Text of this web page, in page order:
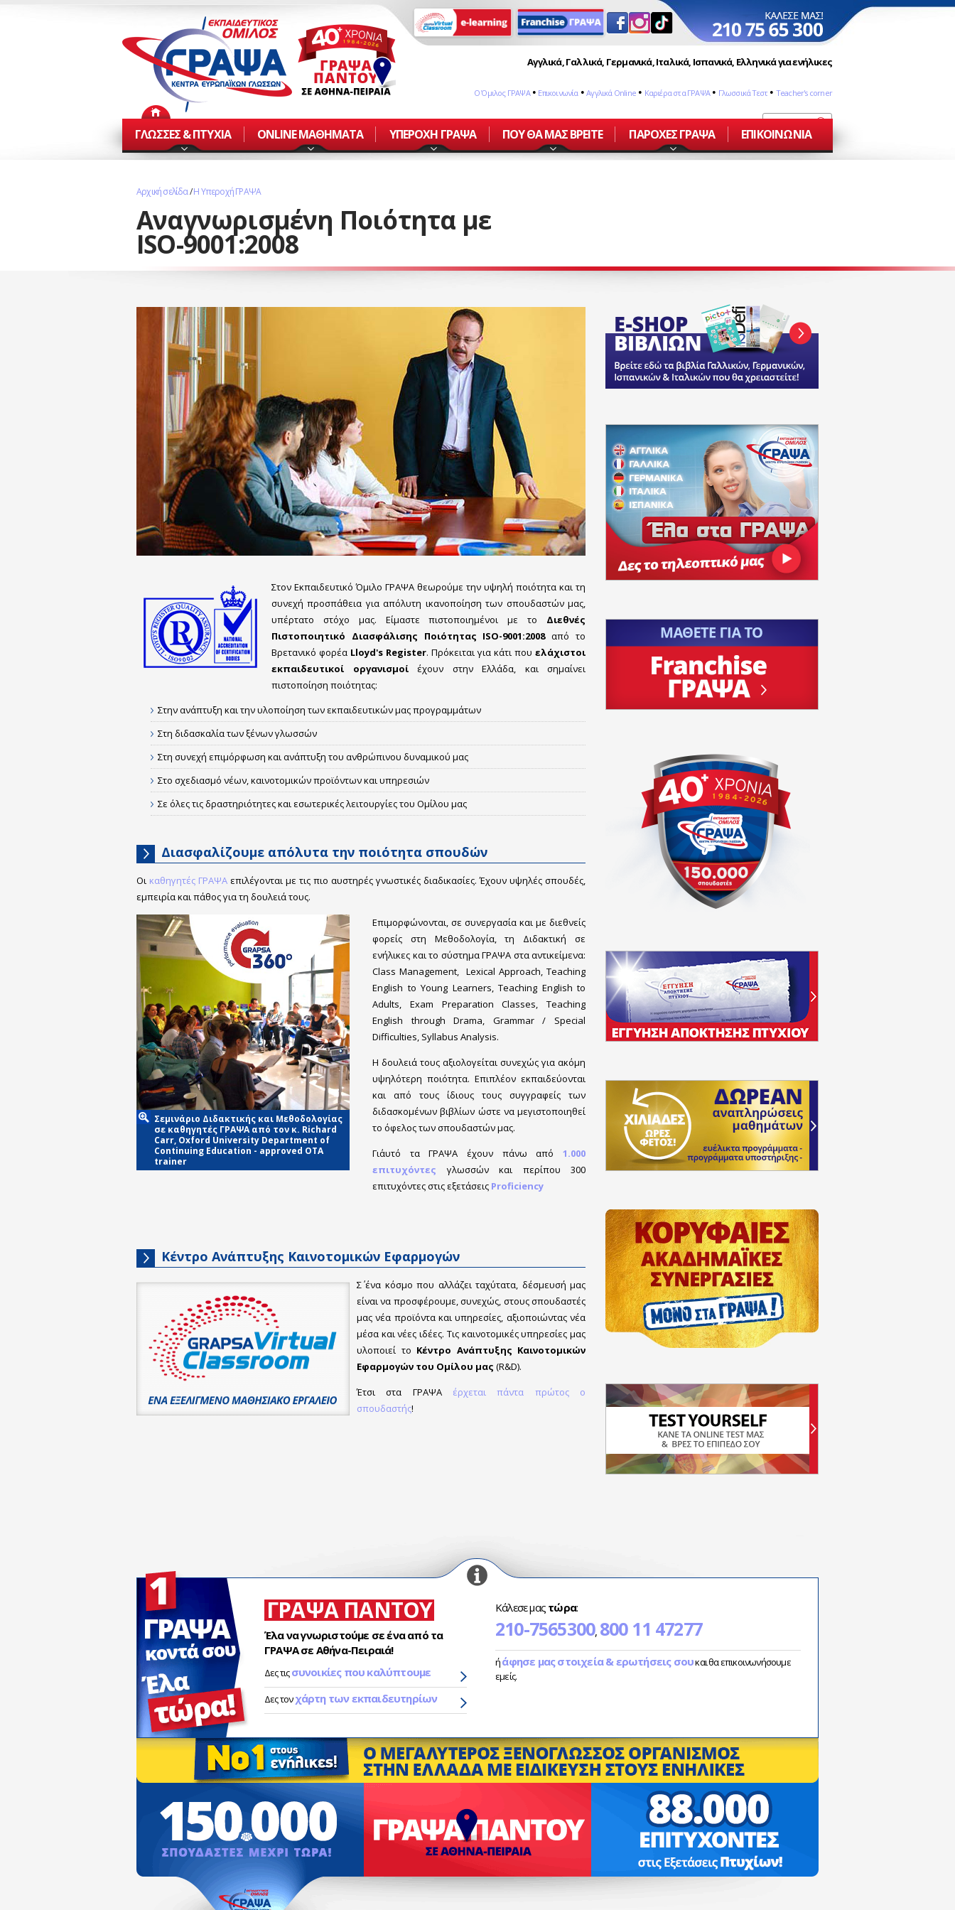
Αγγλικά, Γαλλικά, Γερμανικά, Ιταλικά, Ισπανικά, Ελληνικά για ενήλικες
Ο Όμιλος ΓΡΑΨΑ• Επικοινωνία •Αγγλικά Online• Καριέρα στα ΓΡΑΨΑ• Γλωσσικά Τεστ• Teacher's corner
ΓΛΩΣΣΕΣ & ΠΤΥΧΙΑ ONLINE ΜΑΘΗΜΑΤΑ ΥΠΕΡΟΧΗ ΓΡΑΨΑ ΠΟΥ ΘΑ ΜΑΣ ΒΡΕΙΤΕ ΠΑΡΟΧΕΣ ΓΡΑΨΑ ΕΠΙΚΟΙΝΩΝΙΑ
Αρχική σελίδα/H Υπεροχή ΓΡΑΨΑ
Αναγνωρισμένη Ποιότητα με
ISO-9001:2008
Στον Εκπαιδευτικό Όμιλο ΓΡΑΨΑ θεωρούμε την υψηλή ποιότητα και τη
συνεχή προσπάθεια για απόλυτη ικανοποίηση των σπουδαστών μας,
υπέρτατο στόχο μας. Είμαστε πιστοποιημένοι με το Διεθνές
Πιστοποιητικό Διασφάλισης Ποιότητας ISO-9001:2008από το
Βρετανικό φορέα Lloyd's Register. Πρόκειται για κάτι που ελάχιστοι
εκπαιδευτικοί οργανισμοίέχουν στην Ελλάδα, και σημαίνει
πιστοποίηση ποιότητας:
Στην ανάπτυξη και την υλοποίηση των εκπαιδευτικών μας προγραμμάτων
Στη διδασκαλία των ξένων γλωσσών
Στη συνεχή επιμόρφωση και ανάπτυξη του ανθρώπινου δυναμικού μας
Στο σχεδιασμό νέων, καινοτομικών προϊόντων και υπηρεσιών
Σε όλες τις δραστηριότητες και εσωτερικές λειτουργίες του Ομίλου μας
Διασφαλίζουμε απόλυτα την ποιότητα σπουδών
Οι καθηγητές ΓΡΑΨΑ επιλέγονται με τις πιο αυστηρές γνωστικές διαδικασίες. Έχουν υψηλές σπουδές,
εμπειρία και πάθος για τη δουλειά τους.
Σεμινάριο Διδακτικής και Μεθοδολογίας
σε καθηγητές ΓΡΑΨΑ από τον κ. Richard
Carr, Oxford University Department of
Continuing Education - approved OTA
trainer
Επιμορφώνονται, σε συνεργασία και με διεθνείς
φορείς στη Μεθοδολογία, τη Διδακτική σε
ενήλικες και το σύστημα ΓΡΑΨΑ στα αντικείμενα:
Class Management, Lexical Approach, Teaching
English to Young Learners, Teaching English to
Adults, Exam Preparation Classes, Teaching
English through Drama, Grammar / Special
Difficulties, Syllabus Analysis.
Η δουλειά τους αξιολογείται συνεχώς για ακόμη
υψηλότερη ποιότητα. Επιπλέον εκπαιδεύονται
και από τους ίδιους τους συγγραφείς των
διδασκομένων βιβλίων ώστε να μεγιστοποιηθεί
το όφελος των σπουδαστών μας.
Γι΄αυτό τα ΓΡΑΨΑ έχουν πάνω από 1.000
επιτυχόντες γλωσσών και περίπου 300
επιτυχόντες στις εξετάσεις Proficiency
Κέντρο Ανάπτυξης Καινοτομικών Εφαρμογών
Σ΄ ένα κόσμο που αλλάζει ταχύτατα, δέσμευσή μας
είναι να προσφέρουμε, συνεχώς, στους σπουδαστές
μας νέα προϊόντα και υπηρεσίες, αξιοποιώντας νέα
μέσα και νέες ιδέες. Τις καινοτομικές υπηρεσίες μας
υλοποιεί το Κέντρο Ανάπτυξης Καινοτομικών
Εφαρμογών του Ομίλου μας (R&D).
Έτσι στα ΓΡΑΨΑ έρχεται πάντα πρώτος ο
σπουδαστής!
ΓΡΑΨΑ ΠΑΝΤΟΥ
Έλα να γνωριστούμε σε ένα από τα
ΓΡΑΨΑ σε Αθήνα-Πειραιά!
Δες τιςσυνοικίες που καλύπτουμε
Δες τονχάρτη των εκπαιδευτηρίων
Κάλεσε μας τώρα:
210-7565300, 800 11 47277
ήάφησε μας στοιχεία & ερωτήσεις σουκαι θα επικοινωνήσουμε
εμείς.